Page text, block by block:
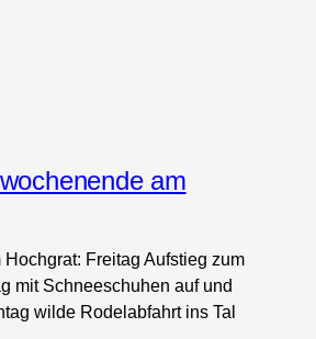
am
Freitag Aufstieg zum
mit Schneeschuhen auf und
wilde Rodelabfahrt ins Tal